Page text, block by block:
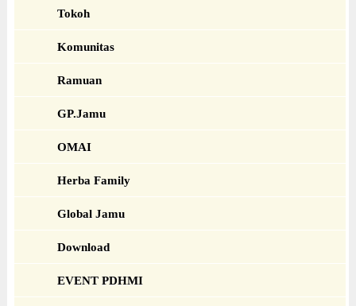
Tokoh
Komunitas
Ramuan
GP.Jamu
OMAI
Herba Family
Global Jamu
Download
EVENT PDHMI